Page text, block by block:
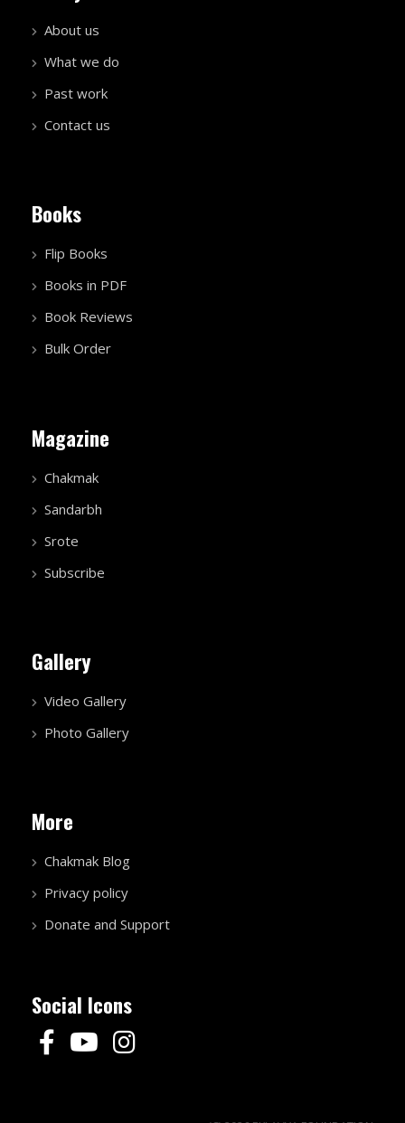
About us
What we do
Past work
Contact us
Books
Flip Books
Books in PDF
Book Reviews
Bulk Order
Magazine
Chakmak
Sandarbh
Srote
Subscribe
Gallery
Video Gallery
Photo Gallery
More
Chakmak Blog
Privacy policy
Donate and Support
Social Icons